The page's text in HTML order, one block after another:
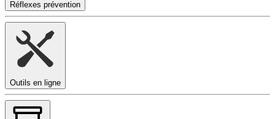
Réflexes prévention
Outils en ligne